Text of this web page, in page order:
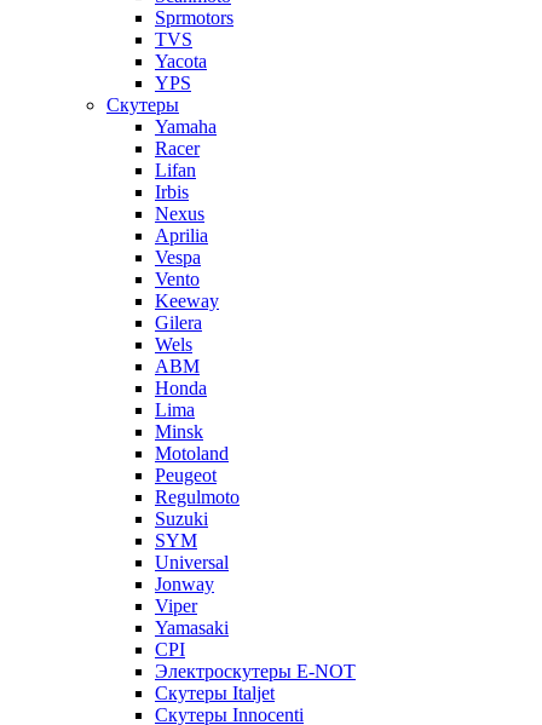
Sprmotors
TVS
Yacota
YPS
Скутеры
Yamaha
Racer
Lifan
Irbis
Nexus
Aprilia
Vespa
Vento
Keeway
Gilera
Wels
ABM
Honda
Lima
Minsk
Motoland
Peugeot
Regulmoto
Suzuki
SYM
Universal
Jonway
Viper
Yamasaki
CPI
Электроскутеры E-NOT
Скутеры Italjet
Скутеры Innocenti